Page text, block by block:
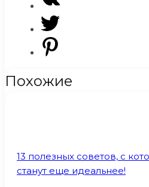
Похожие
13 полезных советов, с
станут еще идеальнее!